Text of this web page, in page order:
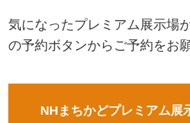
気になったプレミアム展示場
の予約ボタンからご予約をお
NHまちかどプレミアム